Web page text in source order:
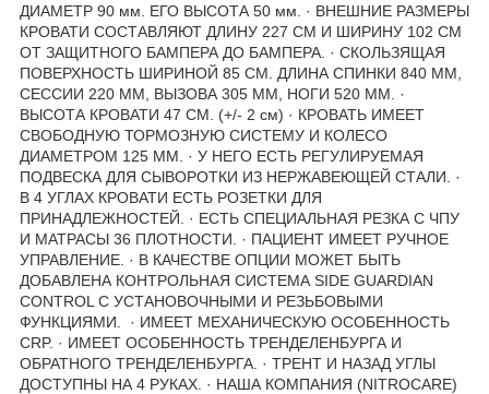
ДИАМЕТР 90 мм. ЕГО ВЫСОТА 50 мм. · ВНЕШНИЕ РАЗМЕРЫ
КРОВАТИ СОСТАВЛЯЮТ ДЛИНУ 227 СМ И ШИРИНУ 102 СМ
ОТ ЗАЩИТНОГО БАМПЕРА ДО БАМПЕРА. · СКОЛЬЗЯЩАЯ
ПОВЕРХНОСТЬ ШИРИНОЙ 85 СМ. ДЛИНА СПИНКИ 840 ММ,
СЕССИИ 220 ММ, ВЫЗОВА 305 ММ, НОГИ 520 ММ. ·
ВЫСОТА КРОВАТИ 47 СМ. (+/- 2 см) · КРОВАТЬ ИМЕЕТ
СВОБОДНУЮ ТОРМОЗНУЮ СИСТЕМУ И КОЛЕСО
ДИАМЕТРОМ 125 ММ. · У НЕГО ЕСТЬ РЕГУЛИРУЕМАЯ
ПОДВЕСКА ДЛЯ СЫВОРОТКИ ИЗ НЕРЖАВЕЮЩЕЙ СТАЛИ. ·
В 4 УГЛАХ КРОВАТИ ЕСТЬ РОЗЕТКИ ДЛЯ
ПРИНАДЛЕЖНОСТЕЙ. · ЕСТЬ СПЕЦИАЛЬНАЯ РЕЗКА С ЧПУ
И МАТРАСЫ 36 ПЛОТНОСТИ. · ПАЦИЕНТ ИМЕЕТ РУЧНОЕ
УПРАВЛЕНИЕ. · В КАЧЕСТВЕ ОПЦИИ МОЖЕТ БЫТЬ
ДОБАВЛЕНА КОНТРОЛЬНАЯ СИСТЕМА SIDE GUARDIAN
CONTROL С УСТАНОВОЧНЫМИ И РЕЗЬБОВЫМИ
ФУНКЦИЯМИ. · ИМЕЕТ МЕХАНИЧЕСКУЮ ОСОБЕННОСТЬ
CRP. · ИМЕЕТ ОСОБЕННОСТЬ ТРЕНДЕЛЕНБУРГА И
ОБРАТНОГО ТРЕНДЕЛЕНБУРГА. · ТРЕНТ И НАЗАД УГЛЫ
ДОСТУПНЫ НА 4 РУКАХ. · НАША КОМПАНИЯ (NITROCARE)